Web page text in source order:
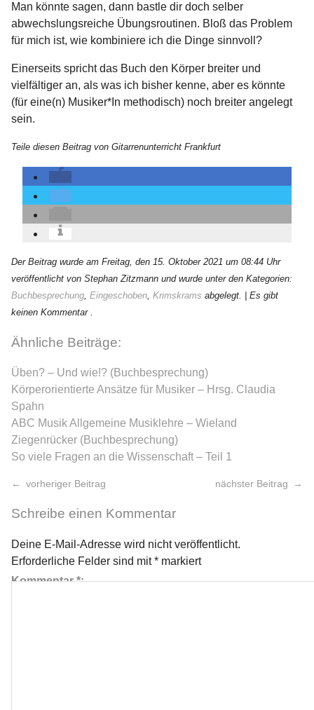
Man könnte sagen, dann bastle dir doch selber
abwechslungsreiche Übungsroutinen. Bloß das Problem
für mich ist, wie kombiniere ich die Dinge sinnvoll?
Einerseits spricht das Buch den Körper breiter und
vielfältiger an, als was ich bisher kenne, aber es könnte
(für eine(n) Musiker*In methodisch) noch breiter angelegt
sein.
Teile diesen Beitrag von Gitarrenunterricht Frankfurt
Der Beitrag wurde am Freitag, den 15. Oktober 2021 um 08:44 Uhr
veröffentlicht von Stephan Zitzmann und wurde unter den Kategorien:
Buchbesprechung, Eingeschoben, Krimskrams abgelegt.
| Es gibt
keinen Kommentar .
Ähnliche Beiträge:
Üben? – Und wie!? (Buchbesprechung)
Körperorientierte Ansätze für Musiker – Hrsg. Claudia
Spahn
ABC Musik Allgemeine Musiklehre – Wieland
Ziegenrücker (Buchbesprechung)
So viele Fragen an die Wissenschaft – Teil 1
vorheriger Beitrag nächster Beitrag
Schreibe einen Kommentar
Deine E-Mail-Adresse wird nicht veröffentlicht.
Erforderliche Felder sind mit* markiert
Kommentar*